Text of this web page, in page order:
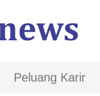
Peluang Karir